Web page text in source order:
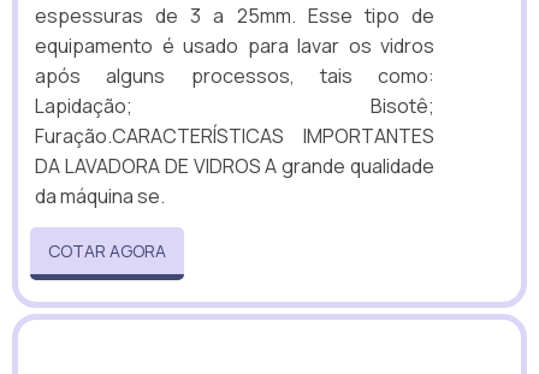
espessuras de 3 a 25mm. Esse tipo de
equipamento é usado para lavar os vidros
após alguns processos, tais como:
Lapidação; Bisotê;
Furação.CARACTERÍSTICAS IMPORTANTES
DA LAVADORA DE VIDROS A grande qualidade
da máquina se.
COTAR AGORA